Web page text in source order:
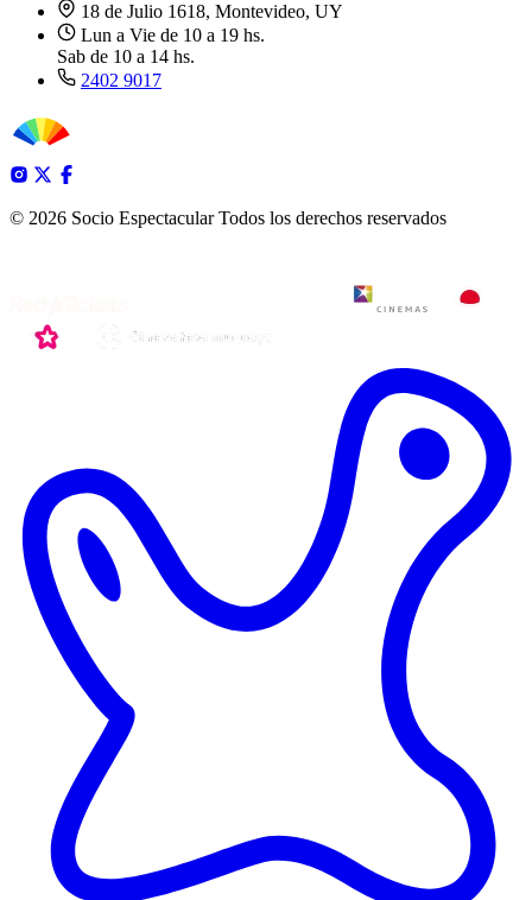
18 de Julio 1618, Montevideo, UY
Lun a Vie de 10 a 19 hs.
Sab de 10 a 14 hs.
2402 9017
© 2026 Socio Espectacular Todos los derechos reservados